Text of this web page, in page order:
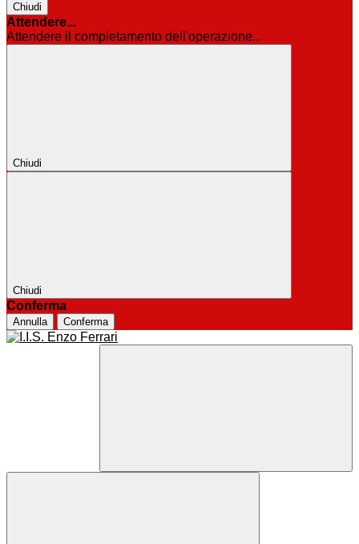
Chiudi
Attendere...
Attendere il completamento dell'operazione...
Chiudi
Chiudi
Conferma
Annulla Conferma